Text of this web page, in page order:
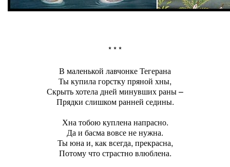
* * *
В маленькой лавчонке Тегерана
Ты купила горстку пряной хны,
Скрыть хотела дней минувших раны –
Прядки слишком ранней седины.
Хна тобою куплена напрасно.
Да и басма вовсе не нужна.
Ты юна и, как всегда, прекрасна,
Потому что страстно влюблена.